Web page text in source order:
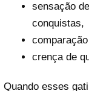
sensação
conquistas,
crença de
Quando esses